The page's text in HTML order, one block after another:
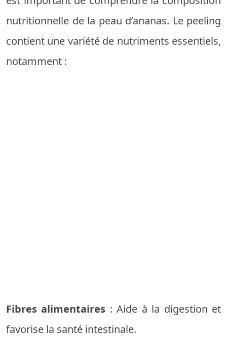
nutritionnelle de la peau d’ananas. Le peeling
contient une variété de nutriments essentiels,
notamment :
Fibres alimentaires : Aide à la digestion et
favorise la santé intestinale.